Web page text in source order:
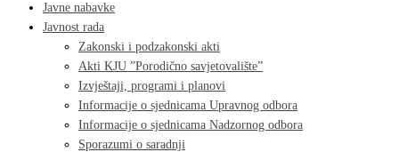
Javne nabavke
Javnost rada
Zakonski i podzakonski akti
Akti KJU ”Porodično savjetovalište”
Izvještaji, programi i planovi
Informacije o sjednicama Upravnog odbora
Informacije o sjednicama Nadzornog odbora
Sporazumi o saradnji